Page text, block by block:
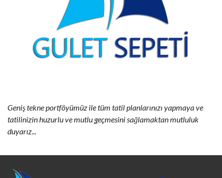
Geniş tekne portföyümüz ile tüm tatil planlarınızı yapmaya ve
tatilinizin huzurlu ve mutlu geçmesini sağlamaktan mutluluk
duyarız...